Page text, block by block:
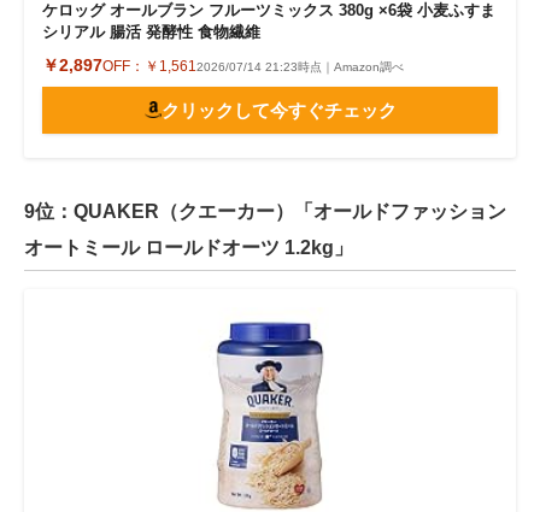
ケロッグ オールブラン フルーツミックス 380g ×6袋 小麦ふすま
シリアル 腸活 発酵性 食物繊維
￥2,897OFF： ￥1,5612026/07/14 21:23時点｜Amazon調べ
クリックして今すぐチェック
9位：QUAKER（クエーカー）「オールドファッション
オートミール ロールドオーツ 1.2kg」